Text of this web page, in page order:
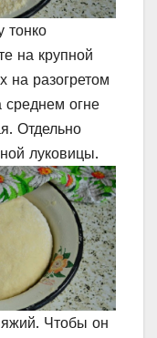
тонко
на крупной
на разогретом
среднем огне
Отдельно
луковицы.
Чтобы он